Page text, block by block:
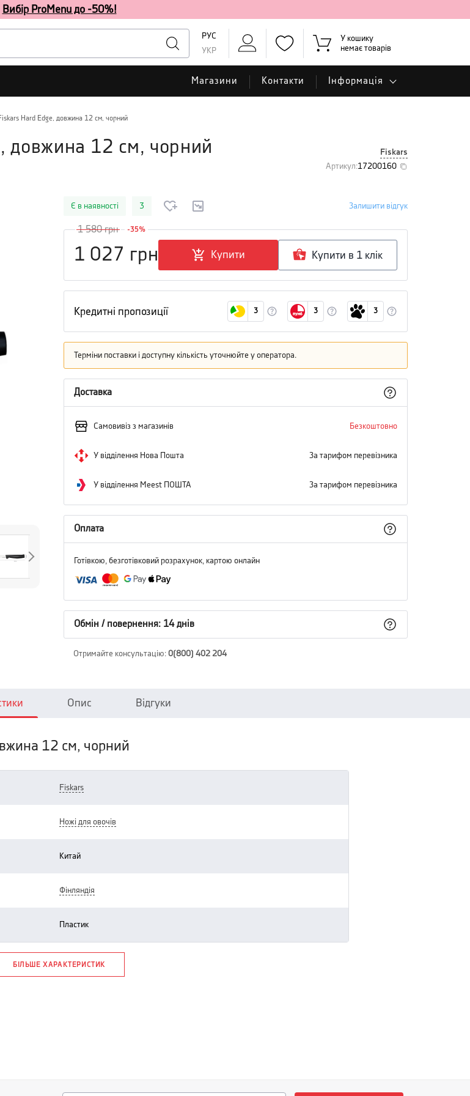
Вибір ProMenu до -50%!
РУС
УКР
У кошику
немає товарів
Магазини Контакти Інформація
Hard Edge, довжина 12 см, чорний
довжина 12 см, чорний
Fiskars
Артикул:17200160
Є в наявності 3 Залишити відгук
1 580грн -35%
1 027 грн Купити Купити в 1 клiк
Кредитні пропозиції 3 3 3
Терміни поставки і доступну кількість уточнюйте у оператора.
Доставка
Самовивіз з магазинів Безкоштовно
У відділення Нова Пошта За тарифом перевізника
У відділення Meest ПОШТА За тарифом перевізника
Оплата
Готівкою, безготівковий розрахунок, картою онлайн
Обмін / повернення: 14 днів
Отримайте консультацію: 0(800) 402 204
Опис Відгуки
12 см, чорний
fiskars
ножі для овочів
китай
фінляндія
пластик
БІЛЬШЕ ХАРАКТЕРИСТИК